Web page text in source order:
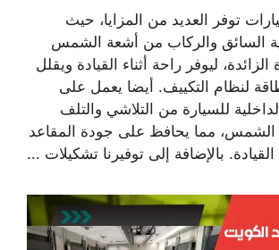
توفر العديد من المزايا، حيث
السائق والركاب من أشعة الشمس
ليوفر راحة أثناء القيادة ويقلل
لنظام التكييف. أيضا يعمل على
للسيارة من التلاشي والتلف
الشمس، مما يحافظ على جودة المقاعد
بالإضافة إلى توفيرنا تشكيلات ...